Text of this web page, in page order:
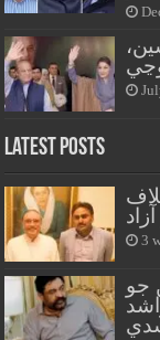
Latest Posts
3
جو